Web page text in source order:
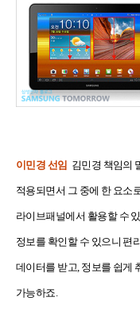
이민경 선임 김민경 책임의
적용되면서 그 중에 한 요소
라이브패널에서 활용할 수
정보를 확인할 수 있으니 편
데이터를 받고, 정보를 쉽게
가능하죠.